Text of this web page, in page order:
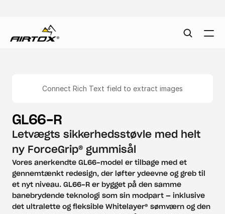
Connect Rich Text field to extract images
GL66-R
Letvægts sikkerhedsstøvle med helt
ny ForceGrip® gummisål
Vores anerkendte GL66-model er tilbage med et
gennemtænkt redesign, der løfter ydeevne og greb til
et nyt niveau. GL66-R er bygget på den samme
banebrydende teknologi som sin modpart — inklusive
det ultralette og fleksible Whitelayer® sømværn og den